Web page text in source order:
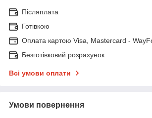
Післяплата
Готівкою
Оплата картою Visa, Mastercard -
Безготівковий розрахунок
Всі умови оплати
Умови повернення